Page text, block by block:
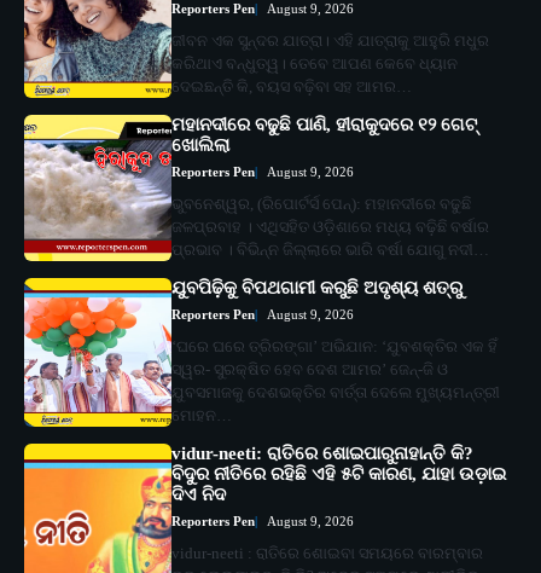
Reporters Pen August 9, 2026
ଜୀବନ ଏକ ସୁନ୍ଦର ଯାତ୍ରା। ଏହି ଯାତ୍ରାକୁ ଆହୁରି ମଧୁର
କରିଥାଏ ବନ୍ଧୁତ୍ୱ। ତେବେ ଆପଣ କେବେ ଧ୍ୟାନ
ଦେଇଛନ୍ତି କି, ବୟସ ବଢ଼ିବା ସହ ଆମର…
ମହାନଦୀରେ ବଢୁଛି ପାଣି, ହୀରାକୁଦରେ ୧୨ ଗେଟ୍
ଖୋଲିଲା
Reporters Pen August 9, 2026
ଭୁବନେଶ୍ୱର, (ରିପୋର୍ଟର୍ସ ପେନ୍‌): ମହାନଦୀରେ ବଢୁଛି
ଜଳପ୍ରବାହ । ଏଥିସହିତ ଓଡ଼ିଶାରେ ମଧ୍ୟ ବଢ଼ିଛି ବର୍ଷାର
ପ୍ରଭାବ । ବିଭିନ୍ନ ଜିଲ୍ଲାରେ ଭାରି ବର୍ଷା ଯୋଗୁ ନଦୀ…
ଯୁବପିଢ଼ିକୁ ବିପଥଗାମୀ କରୁଛି ଅଦୃଶ୍ୟ ଶତ୍ରୁ
Reporters Pen August 9, 2026
‘ଘରେ ଘରେ ତ୍ରିରଙ୍ଗା’ ଅଭିଯାନ: ‘ଯୁବଶକ୍ତିର ଏକ ହିଁ
ସ୍ୱର- ସୁରକ୍ଷିତ ହେବ ଦେଶ ଆମର’ ଜେନ୍‌-ଜି ଓ
ଯୁବସମାଜକୁ ଦେଶଭକ୍ତିର ବାର୍ତ୍ତା ଦେଲେ ମୁଖ୍ୟମନ୍ତ୍ରୀ
ମୋହନ…
vidur-neeti: ରାତିରେ ଶୋଇପାରୁନାହାନ୍ତି କି?
ବିଦୁର ନୀତିରେ ରହିଛି ଏହି ୫ଟି କାରଣ, ଯାହା ଉଡ଼ାଇ
ଦିଏ ନିଦ
Reporters Pen August 9, 2026
vidur-neeti : ରାତିରେ ଶୋଇବା ସମୟରେ ବାରମ୍ବାର